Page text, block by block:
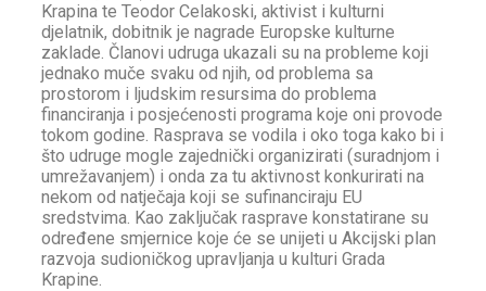
Krapina te Teodor Celakoski, aktivist i kulturni
djelatnik, dobitnik je nagrade Europske kulturne
zaklade. Članovi udruga ukazali su na probleme koji
jednako muče svaku od njih, od problema sa
prostorom i ljudskim resursima do problema
financiranja i posjećenosti programa koje oni provode
tokom godine. Rasprava se vodila i oko toga kako bi i
što udruge mogle zajednički organizirati (suradnjom i
umrežavanjem) i onda za tu aktivnost konkurirati na
nekom od natječaja koji se sufinanciraju EU
sredstvima. Kao zaključak rasprave konstatirane su
određene smjernice koje će se unijeti u Akcijski plan
razvoja sudioničkog upravljanja u kulturi Grada
Krapine.